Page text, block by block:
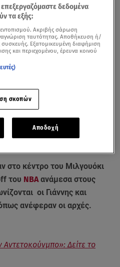
στο κέντρο του Μιλγουόκι
του ΝΒΑανάμεσα στους
οι Γιάννης και
ανέφεραν οι αρχές.
Δείτε το
επεξεργαζόμαστε δεδομένα
τα εξής:
Ακριβής σάρωση
ταυτότητας. Αποθήκευση ή/
Εξατομικευμένη διαφήμιση
και περιεχομένου, έρευνα κοινού
σκοπών
Αποδοχή